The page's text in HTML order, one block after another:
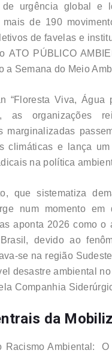
de urgência global e
de 190
de favelas e
ATO PÚBLICO
a Semana do Meio
“Floresta Viva, Água
as organizações
marginalizadas
climáticas e lança
na política
que sistematiza
num momento
aponta 2026 como o
devido ao
se na região
desastre ambiental
Companhia
da
Racismo Ambiental: O